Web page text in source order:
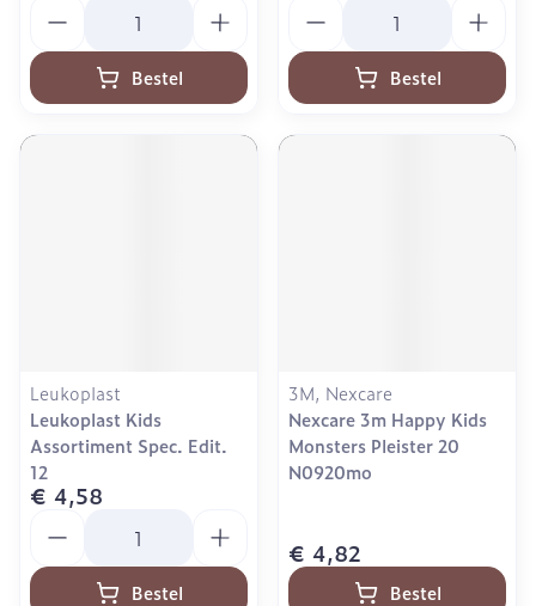
Bestel Bestel
Leukoplast
Leukoplast Kids
Assortiment Spec. Edit.
12
€ 4,58
Bestel
3M, Nexcare
Nexcare 3m Happy Kids
Monsters Pleister 20
N0920mo
€ 4,82
Bestel